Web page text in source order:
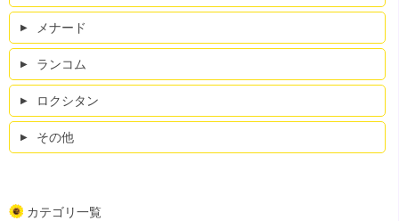
メナード
ランコム
ロクシタン
その他
カテゴリ一覧